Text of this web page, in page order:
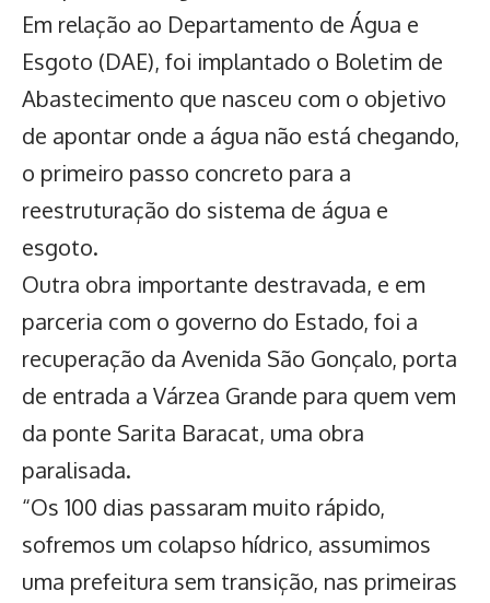
Em relação ao Departamento de Água e
Esgoto (DAE), foi implantado o Boletim de
Abastecimento que nasceu com o objetivo
de apontar onde a água não está chegando,
o primeiro passo concreto para a
reestruturação do sistema de água e
esgoto.
Outra obra importante destravada, e em
parceria com o governo do Estado, foi a
recuperação da Avenida São Gonçalo, porta
de entrada a Várzea Grande para quem vem
da ponte Sarita Baracat, uma obra
paralisada.
“Os 100 dias passaram muito rápido,
sofremos um colapso hídrico, assumimos
uma prefeitura sem transição, nas primeiras